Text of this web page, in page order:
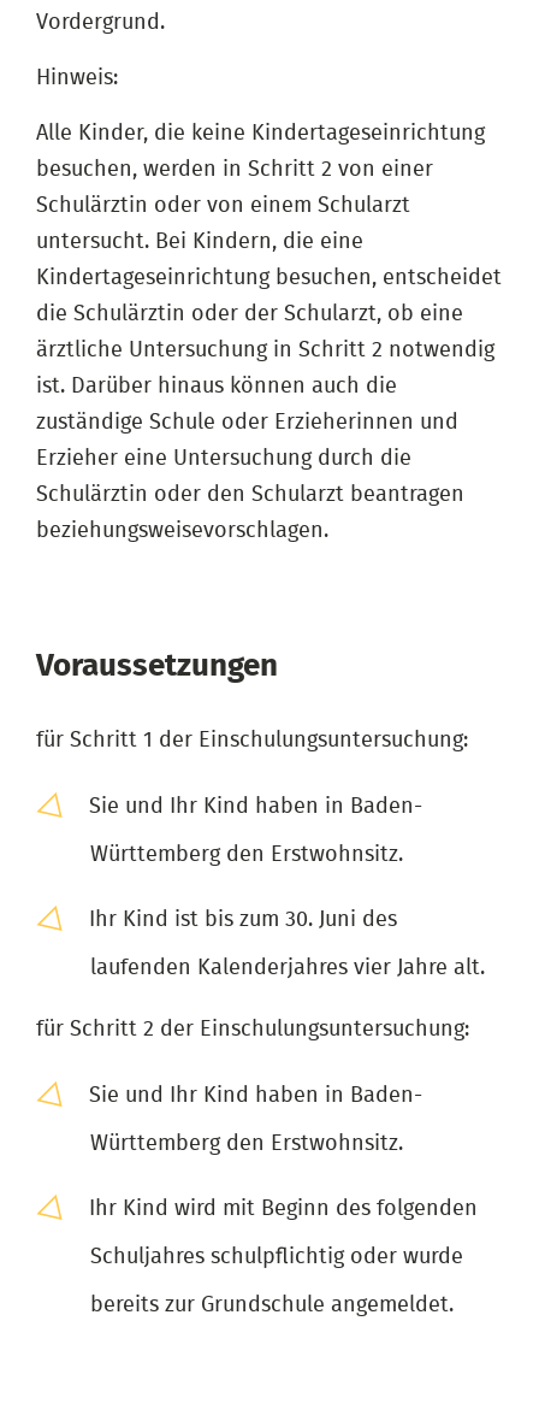
Vordergrund.
Hinweis:
Alle Kinder, die keine Kindertageseinrichtung
besuchen, werden in Schritt 2 von einer
Schulärztin oder von einem Schularzt
untersucht. Bei Kindern, die eine
Kindertageseinrichtung besuchen, entscheidet
die Schulärztin oder der Schularzt, ob eine
ärztliche Untersuchung in Schritt 2 notwendig
ist. Darüber hinaus können auch die
zuständige Schule oder Erzieherinnen und
Erzieher eine Untersuchung durch die
Schulärztin oder den Schularzt beantragen
beziehungsweisevorschlagen.
Voraussetzungen
für Schritt 1 der Einschulungsuntersuchung:
Sie und Ihr Kind haben in Baden-
Württemberg den Erstwohnsitz.
Ihr Kind ist bis zum 30. Juni des
laufenden Kalenderjahres vier Jahre alt.
für Schritt 2 der Einschulungsuntersuchung:
Sie und Ihr Kind haben in Baden-
Württemberg den Erstwohnsitz.
Ihr Kind wird mit Beginn des folgenden
Schuljahres schulpflichtig oder wurde
bereits zur Grundschule angemeldet.